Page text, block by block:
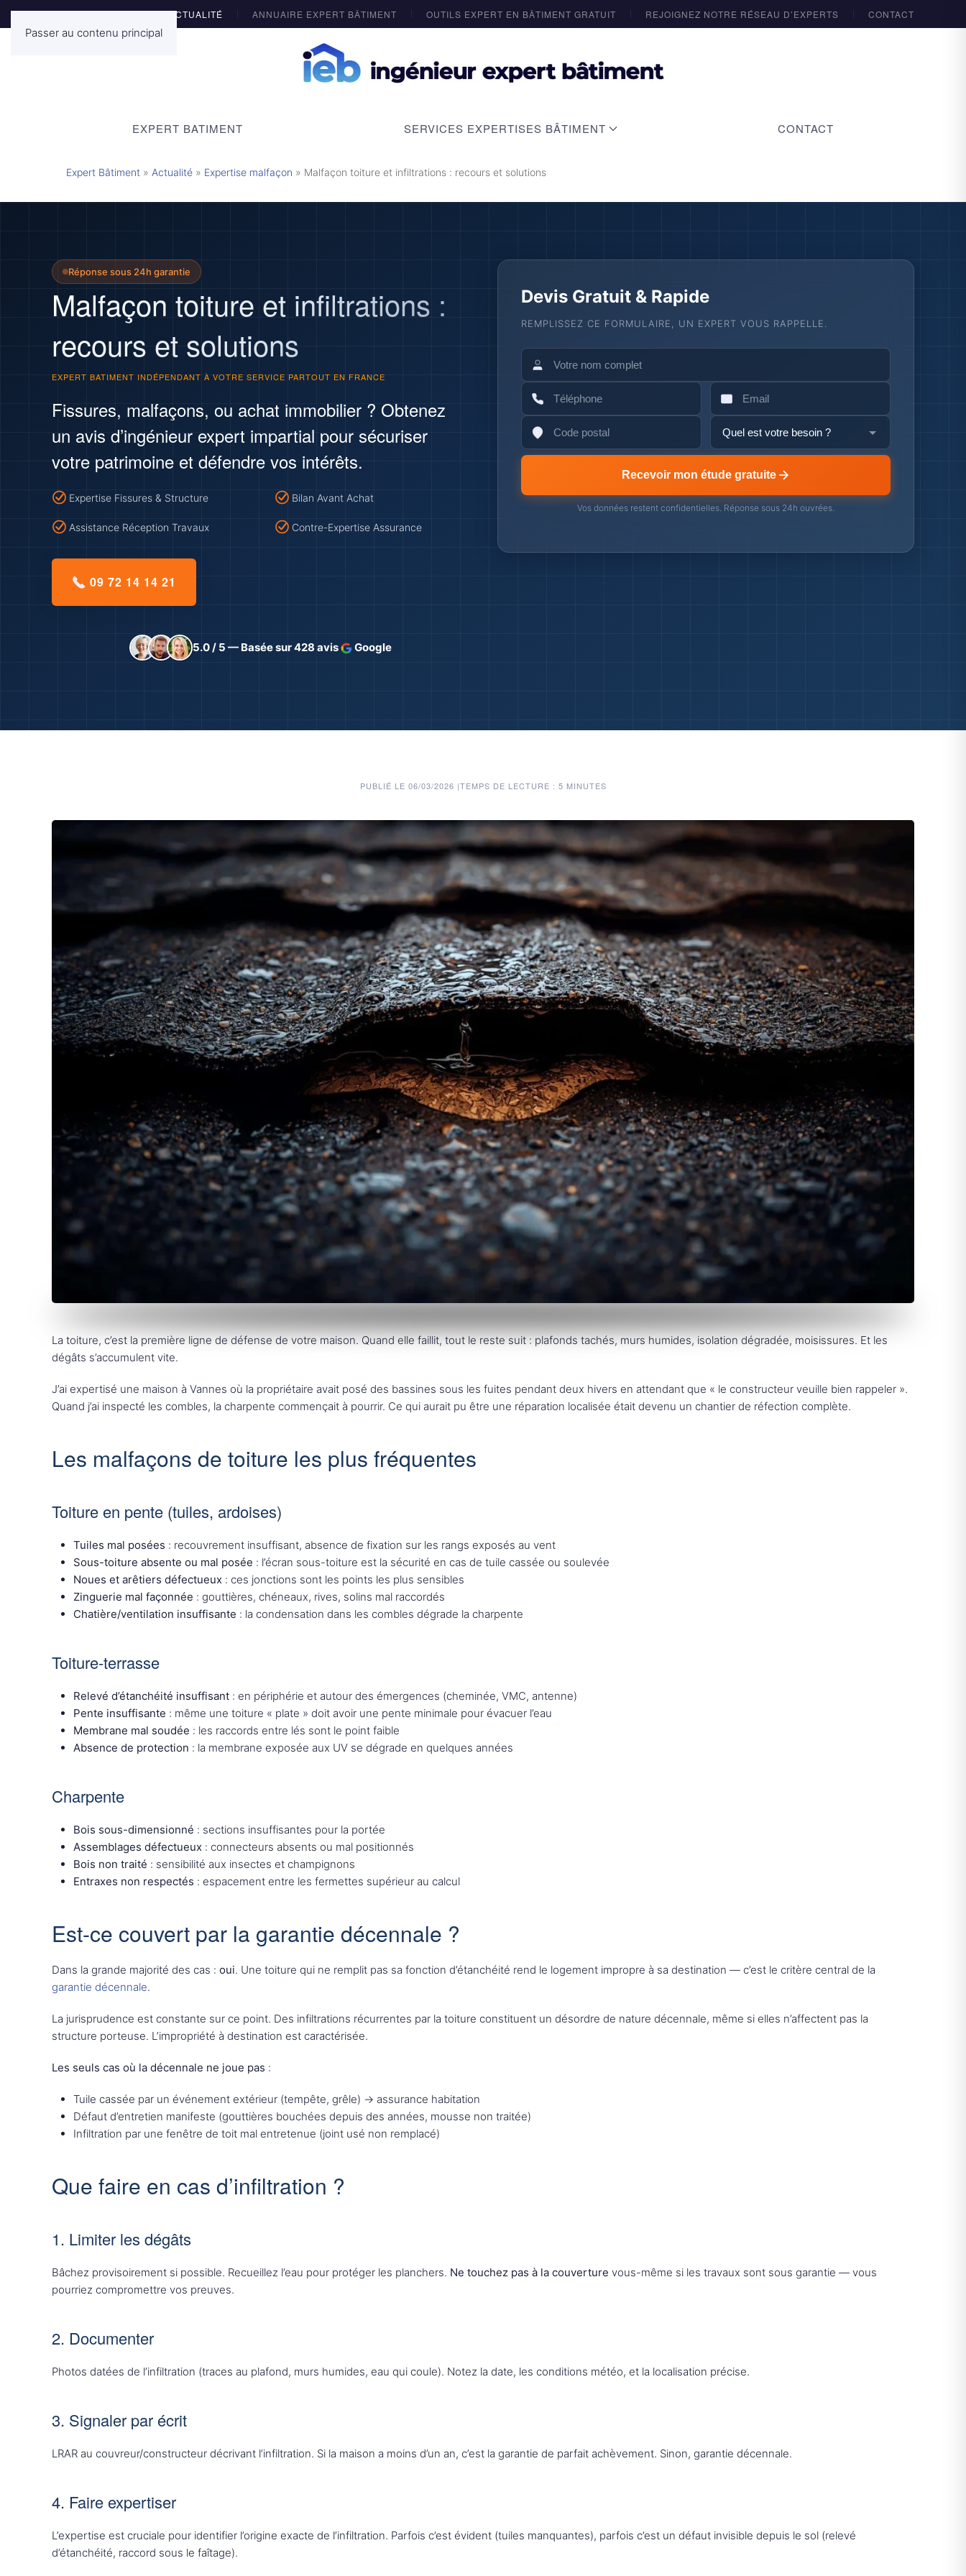
Passer au contenu principal
ACTUALITÉ ANNUAIRE EXPERT BÂTIMENT OUTILS EXPERT EN BÂTIMENT GRATUIT REJOIGNEZ NOTRE RÉSEAU D’EXPERTS CONTACT
EXPERT BATIMENT SERVICES EXPERTISES BÂTIMENT CONTACT
Expert Bâtiment » Actualité » Expertise malfaçon » Malfaçon toiture et infiltrations : recours et solutions
Réponse sous 24h garantie
Malfaçon toiture et infiltrations :
recours et solutions
EXPERT BATIMENT INDÉPENDANT À VOTRE SERVICE PARTOUT EN FRANCE
Fissures, malfaçons, ou achat immobilier ? Obtenez
un avis d’ingénieur expert impartial pour sécuriser
votre patrimoine et défendre vos intérêts.
Expertise Fissures & Structure
Assistance Réception Travaux
Bilan Avant Achat
Contre-Expertise Assurance
09 72 14 14 21
5.0 / 5 — Basée sur 428 avis Google
Devis Gratuit & Rapide
REMPLISSEZ CE FORMULAIRE, UN EXPERT VOUS RAPPELLE.
Recevoir mon étude gratuite
Vos données restent confidentielles. Réponse sous 24h ouvrées.
PUBLIÉ LE 06/03/2026 |TEMPS DE LECTURE : 5 MINUTES
La toiture, c’est la première ligne de défense de votre maison. Quand elle faillit, tout le reste suit : plafonds tachés, murs humides, isolation dégradée, moisissures. Et les
dégâts s’accumulent vite.
J’ai expertisé une maison à Vannes où la propriétaire avait posé des bassines sous les fuites pendant deux hivers en attendant que « le constructeur veuille bien rappeler ».
Quand j’ai inspecté les combles, la charpente commençait à pourrir. Ce qui aurait pu être une réparation localisée était devenu un chantier de réfection complète.
Les malfaçons de toiture les plus fréquentes
Toiture en pente (tuiles, ardoises)
Tuiles mal posées : recouvrement insuffisant, absence de fixation sur les rangs exposés au vent
Sous-toiture absente ou mal posée : l’écran sous-toiture est la sécurité en cas de tuile cassée ou soulevée
Noues et arêtiers défectueux : ces jonctions sont les points les plus sensibles
Zinguerie mal façonnée : gouttières, chéneaux, rives, solins mal raccordés
Chatière/ventilation insuffisante : la condensation dans les combles dégrade la charpente
Toiture-terrasse
Relevé d’étanchéité insuffisant : en périphérie et autour des émergences (cheminée, VMC, antenne)
Pente insuffisante : même une toiture « plate » doit avoir une pente minimale pour évacuer l’eau
Membrane mal soudée : les raccords entre lés sont le point faible
Absence de protection : la membrane exposée aux UV se dégrade en quelques années
Charpente
Bois sous-dimensionné : sections insuffisantes pour la portée
Assemblages défectueux : connecteurs absents ou mal positionnés
Bois non traité : sensibilité aux insectes et champignons
Entraxes non respectés : espacement entre les fermettes supérieur au calcul
Est-ce couvert par la garantie décennale ?
Dans la grande majorité des cas : oui. Une toiture qui ne remplit pas sa fonction d’étanchéité rend le logement impropre à sa destination — c’est le critère central de la
garantie décennale.
La jurisprudence est constante sur ce point. Des infiltrations récurrentes par la toiture constituent un désordre de nature décennale, même si elles n’affectent pas la
structure porteuse. L’impropriété à destination est caractérisée.
Les seuls cas où la décennale ne joue pas :
Tuile cassée par un événement extérieur (tempête, grêle) → assurance habitation
Défaut d’entretien manifeste (gouttières bouchées depuis des années, mousse non traitée)
Infiltration par une fenêtre de toit mal entretenue (joint usé non remplacé)
Que faire en cas d’infiltration ?
1. Limiter les dégâts
Bâchez provisoirement si possible. Recueillez l’eau pour protéger les planchers. Ne touchez pas à la couverture vous-même si les travaux sont sous garantie — vous
pourriez compromettre vos preuves.
2. Documenter
Photos datées de l’infiltration (traces au plafond, murs humides, eau qui coule). Notez la date, les conditions météo, et la localisation précise.
3. Signaler par écrit
LRAR au couvreur/constructeur décrivant l’infiltration. Si la maison a moins d’un an, c’est la garantie de parfait achèvement. Sinon, garantie décennale.
4. Faire expertiser
L’expertise est cruciale pour identifier l’origine exacte de l’infiltration. Parfois c’est évident (tuiles manquantes), parfois c’est un défaut invisible depuis le sol (relevé
d’étanchéité, raccord sous le faîtage).